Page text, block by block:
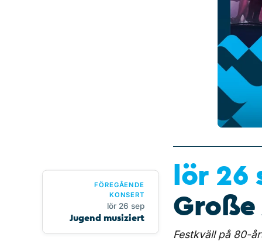
FÖREGÅENDE
KONSERT
lör 26 sep
Jugend musiziert
lör 26
Große
Festkväll på 80-